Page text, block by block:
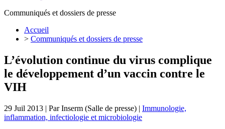
Communiqués et dossiers de presse
Accueil
> Communiqués et dossiers de presse
L’évolution continue du virus complique
le développement d’un vaccin contre le
VIH
29 Juil 2013 | ParInserm (Salle de presse) | Immunologie,
inflammation, infectiologie et microbiologie